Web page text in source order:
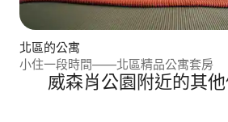
北區的公寓
小住一段時間——北區精品公寓套房
威森肖公園附近的其